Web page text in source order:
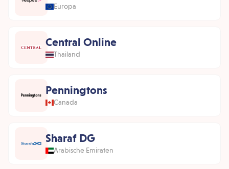
Europa
Central Online
Thailand
Penningtons
Canada
Sharaf DG
Arabische Emiraten